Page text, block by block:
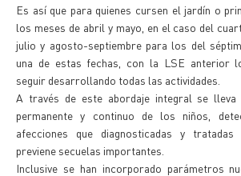
Es así que para quienes cursen el jardín o
los meses de abril y mayo, en el caso del
julio y agosto-septiembre para los del
una de estas fechas, con la LSE anterior
seguir desarrollando todas las actividades.
A través de este abordaje integral se
permanente y continuo de los niños,
afecciones que diagnosticadas y
previene secuelas importantes.
Inclusive se han incorporado parámetros